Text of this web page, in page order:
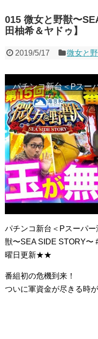
015 微女と野獣〜
田柚希＆ヤドゥ】
2019/5/17 微女と
パチンコ新台＜Pスーパ
獣〜SEA SIDE STORY
曜日更新★★
番組初の危機到来！
ついに軍資金が尽きる時